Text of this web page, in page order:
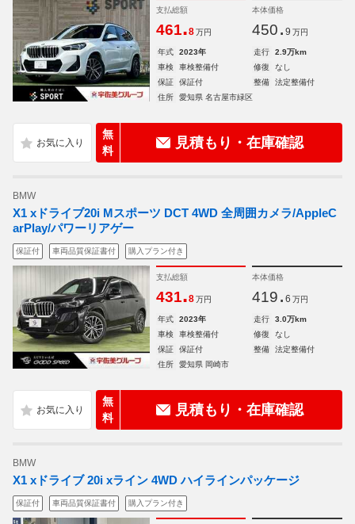
支払総額
461.8 万円
本体価格
450. 9 万円
年式 2023年 走行
2.9万km
車検
車検整備付 修復
なし
保証
保証付 整備
法定整備付
住所
愛知県 名古屋市緑区
無
料
見積もり・在庫確認
BMW
X1 xドライブ20i Mスポーツ DCT 4WD 全周囲カメラ/AppleC
arPlay/パワーリアゲー
保証付 車両品質保証書付 購入プラン付き
支払総額
431.8 万円
本体価格
419. 6 万円
年式 2023年 走行
3.0万km
車検
車検整備付 修復
なし
保証
保証付 整備
法定整備付
住所
愛知県 岡崎市
無
料
見積もり・在庫確認
BMW
X1 xドライブ 20i xライン 4WD ハイラインパッケージ
保証付 車両品質保証書付 購入プラン付き